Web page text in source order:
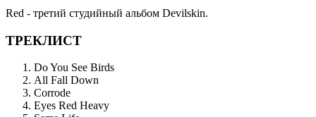
Red - третий студийный альбом Devilskin.
ТРЕКЛИСТ
Do You See Birds
All Fall Down
Corrode
Eyes Red Heavy